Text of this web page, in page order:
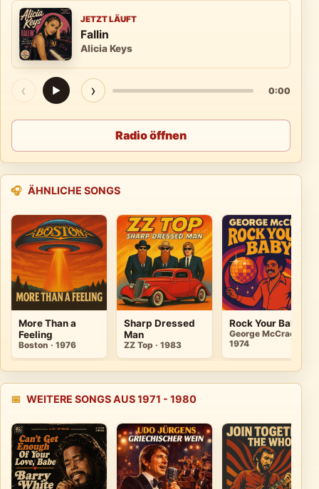
JETZT LÄUFT
Fallin
Alicia Keys
‹ ▶ › 0:00
Radio öffnen
🎧 ÄHNLICHE SONGS
More Than a
Feeling
Boston · 1976
Sharp Dressed
Man
ZZ Top · 1983
Rock Your Baby
George McCrae ·
1974
📅 WEITERE SONGS AUS 1971 - 1980